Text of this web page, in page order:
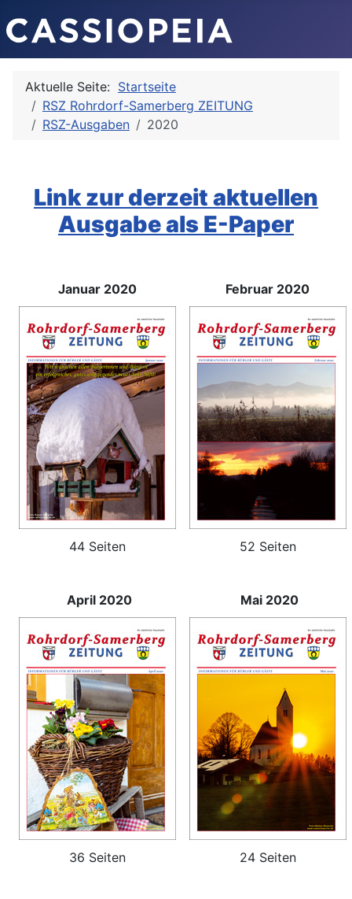
Aktuelle Seite: Startseite
RSZ Rohrdorf-Samerberg ZEITUNG
RSZ-Ausgaben
2020
Link zur derzeit aktuellen
Ausgabe als E-Paper
Januar 2020 Februar 2020
44 Seiten 52 Seiten
April 2020 Mai 2020
36 Seiten 24 Seiten